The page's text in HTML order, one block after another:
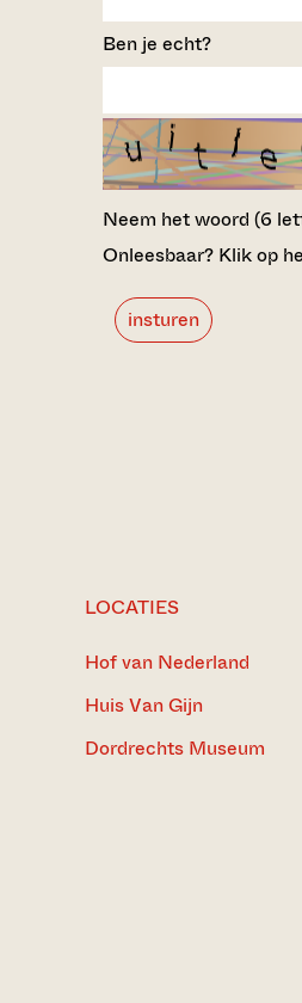
Ben je echt?
Neem het woord (6
Onleesbaar? Klik op
insturen
LOCATIES
Hof van Nederland
Huis Van Gijn
Dordrechts Museum